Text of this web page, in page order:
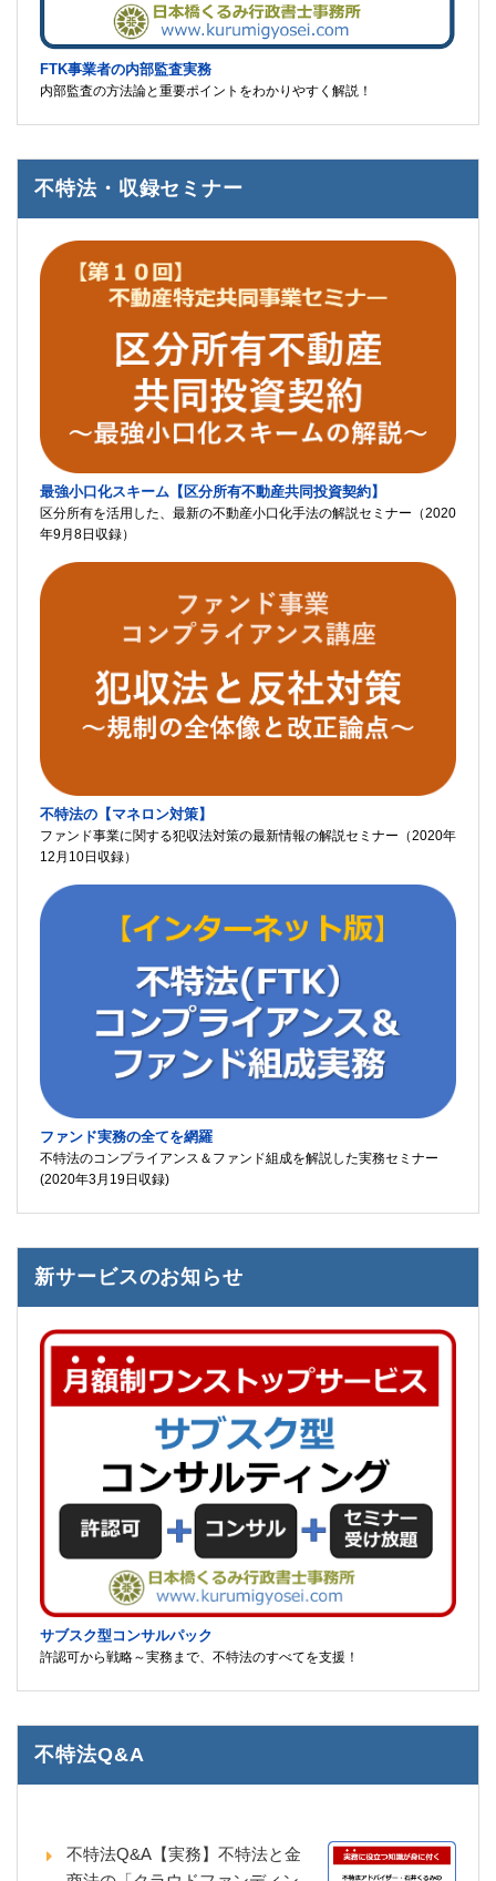
FTK事業者の内部監査実務
内部監査の方法論と重要ポイントをわかりやすく解説！
不特法・収録セミナー
最強小口化スキーム【区分所有不動産共同投資契約】
区分所有を活用した、最新の不動産小口化手法の解説セミナー（2020
年9月8日収録）
不特法の【マネロン対策】
ファンド事業に関する犯収法対策の最新情報の解説セミナー（2020年
12月10日収録）
ファンド実務の全てを網羅
不特法のコンプライアンス＆ファンド組成を解説した実務セミナー
(2020年3月19日収録)
新サービスのお知らせ
サブスク型コンサルパック
許認可から戦略～実務まで、不特法のすべてを支援！
不特法Q&A
不特法Q&A【実務】不特法と金